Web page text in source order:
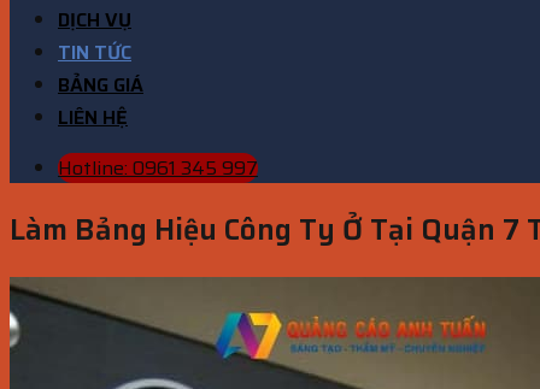
DỊCH VỤ
TIN TỨC
BẢNG GIÁ
LIÊN HỆ
Hotline: 0961 345 997
Làm Bảng Hiệu Công Ty Ở Tại Quận 7